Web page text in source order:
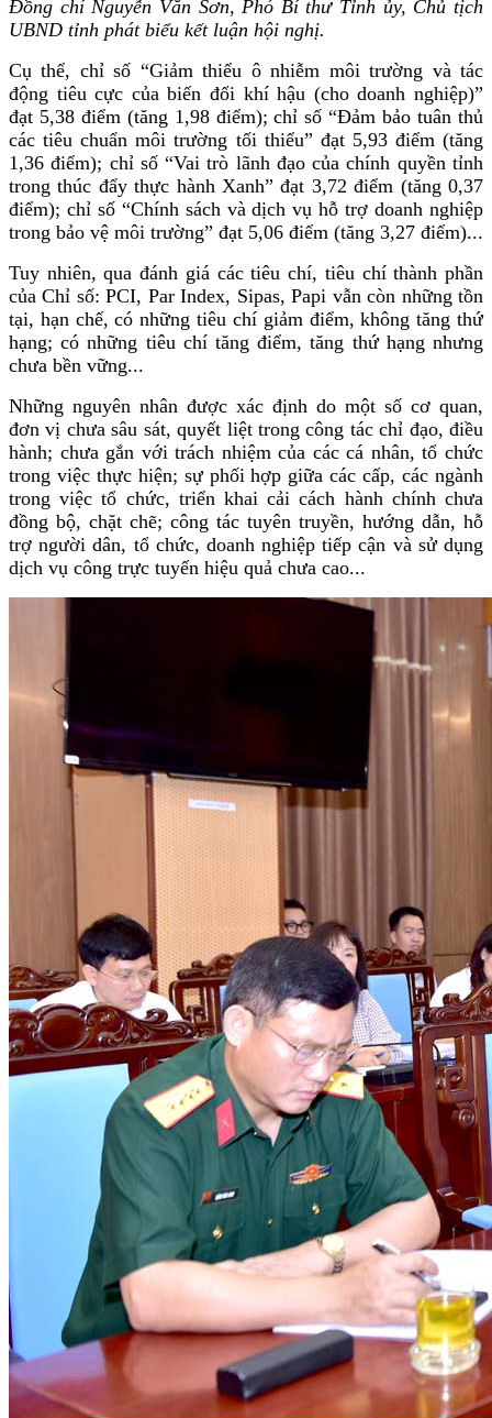
Đồng chí Nguyễn Văn Sơn, Phó Bí thư Tỉnh ủy, Chủ tịch
UBND tỉnh phát biểu kết luận hội nghị.
Cụ thể, chỉ số “Giảm thiểu ô nhiễm môi trường và tác
động tiêu cực của biến đổi khí hậu (cho doanh nghiệp)”
đạt 5,38 điểm (tăng 1,98 điểm); chỉ số “Đảm bảo tuân thủ
các tiêu chuẩn môi trường tối thiểu” đạt 5,93 điểm (tăng
1,36 điểm); chỉ số “Vai trò lãnh đạo của chính quyền tỉnh
trong thúc đẩy thực hành Xanh” đạt 3,72 điểm (tăng 0,37
điểm); chỉ số “Chính sách và dịch vụ hỗ trợ doanh nghiệp
trong bảo vệ môi trường” đạt 5,06 điểm (tăng 3,27 điểm)...
Tuy nhiên, qua đánh giá các tiêu chí, tiêu chí thành phần
của Chỉ số: PCI, Par Index, Sipas, Papi vẫn còn những tồn
tại, hạn chế, có những tiêu chí giảm điểm, không tăng thứ
hạng; có những tiêu chí tăng điểm, tăng thứ hạng nhưng
chưa bền vững...
Những nguyên nhân được xác định do một số cơ quan,
đơn vị chưa sâu sát, quyết liệt trong công tác chỉ đạo, điều
hành; chưa gắn với trách nhiệm của các cá nhân, tổ chức
trong việc thực hiện; sự phối hợp giữa các cấp, các ngành
trong việc tổ chức, triển khai cải cách hành chính chưa
đồng bộ, chặt chẽ; công tác tuyên truyền, hướng dẫn, hỗ
trợ người dân, tổ chức, doanh nghiệp tiếp cận và sử dụng
dịch vụ công trực tuyến hiệu quả chưa cao...